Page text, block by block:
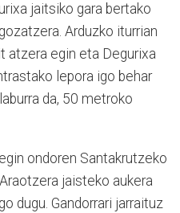
jaitsiko gara bertako
Arduzko iturrian
atzera egin eta Degurixa
lepora igo behar
da, 50 metroko
ondoren Santakrutzeko
jaisteko aukera
dugu. Gandorrari jarraituz